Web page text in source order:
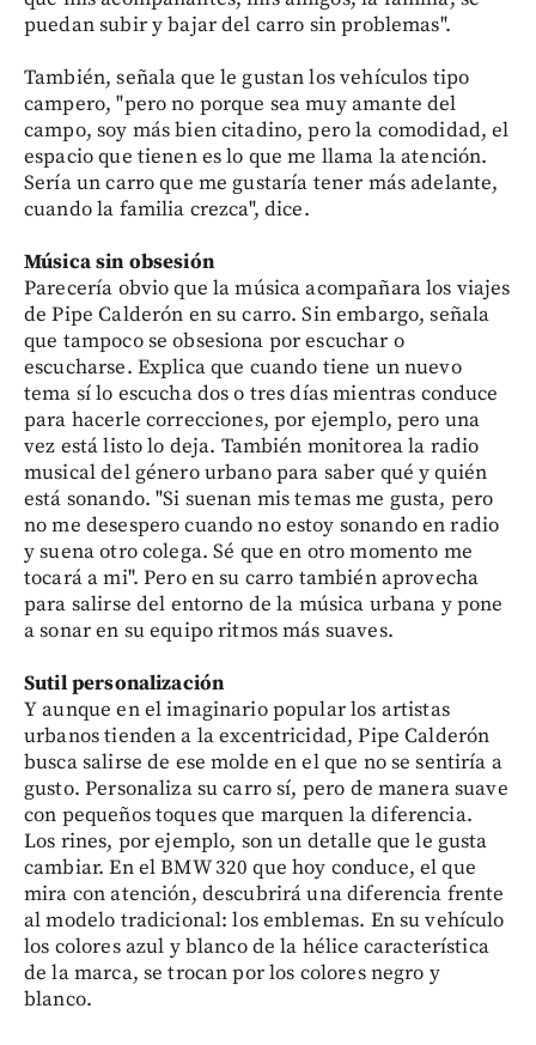
puedan subir y bajar del carro sin problemas".
También, señala que le gustan los vehículos tipo
campero, "pero no porque sea muy amante del
campo, soy más bien citadino, pero la comodidad, el
espacio que tienen es lo que me llama la atención.
Sería un carro que me gustaría tener más adelante,
cuando la familia crezca", dice.
Música sin obsesión
Parecería obvio que la música acompañara los viajes
de Pipe Calderón en su carro. Sin embargo, señala
que tampoco se obsesiona por escuchar o
escucharse. Explica que cuando tiene un nuevo
tema sí lo escucha dos o tres días mientras conduce
para hacerle correcciones, por ejemplo, pero una
vez está listo lo deja. También monitorea la radio
musical del género urbano para saber qué y quién
está sonando. "Si suenan mis temas me gusta, pero
no me desespero cuando no estoy sonando en radio
y suena otro colega. Sé que en otro momento me
tocará a mi". Pero en su carro también aprovecha
para salirse del entorno de la música urbana y pone
a sonar en su equipo ritmos más suaves.
Sutil personalización
Y aunque en el imaginario popular los artistas
urbanos tienden a la excentricidad, Pipe Calderón
busca salirse de ese molde en el que no se sentiría a
gusto. Personaliza su carro sí, pero de manera suave
con pequeños toques que marquen la diferencia.
Los rines, por ejemplo, son un detalle que le gusta
cambiar. En el BMW 320 que hoy conduce, el que
mira con atención, descubrirá una diferencia frente
al modelo tradicional: los emblemas. En su vehículo
los colores azul y blanco de la hélice característica
de la marca, se trocan por los colores negro y
blanco.